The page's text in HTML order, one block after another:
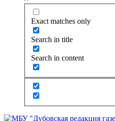
Exact matches only
Search in title
Search in content